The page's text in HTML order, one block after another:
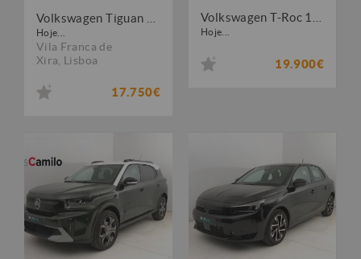
Hoje...
Vila Franca de
Xira Lisboa
17.750€
Hoje...
19.900€